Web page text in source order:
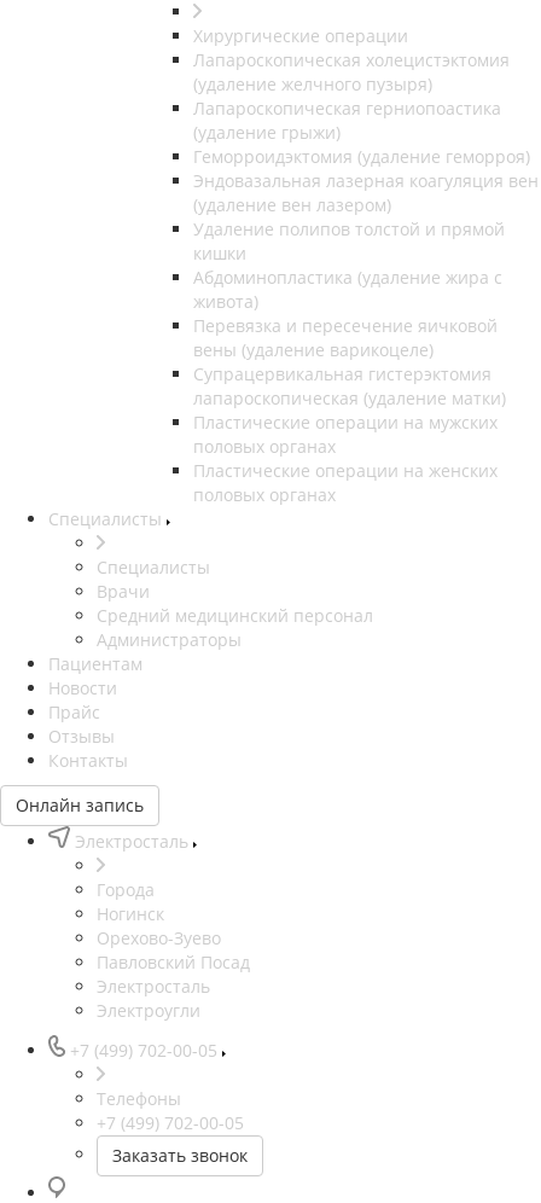
Хирургические операции
Лапароскопическая холецистэктомия
(удаление желчного пузыря)
Лапароскопическая герниопоастика
(удаление грыжи)
Геморроидэктомия (удаление геморроя)
Эндовазальная лазерная коагуляция вен
(удаление вен лазером)
Удаление полипов толстой и прямой
кишки
Абдоминопластика (удаление жира с
живота)
Перевязка и пересечение яичковой
вены (удаление варикоцеле)
Супрацервикальная гистерэктомия
лапароскопическая (удаление матки)
Пластические операции на мужских
половых органах
Пластические операции на женских
половых органах
Специалисты
Специалисты
Врачи
Средний медицинский персонал
Администраторы
Пациентам
Новости
Прайс
Отзывы
Контакты
Онлайн запись
Электросталь
Города
Ногинск
Орехово-Зуево
Павловский Посад
Электросталь
Электроугли
+7 (499) 702-00-05
Телефоны
+7 (499) 702-00-05
Заказать звонок